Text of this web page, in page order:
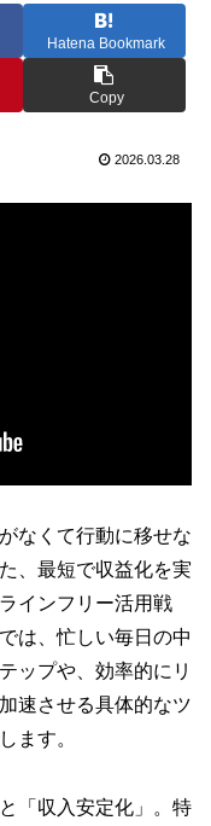
Hatena Bookmark
Copy
2026.03.28
なくて行動に移せな
、最短で収益化を実
インフリー活用戦
は、忙しい毎日の中
ップや、効率的にリ
速させる具体的なツ
ます。
「収入安定化」。特